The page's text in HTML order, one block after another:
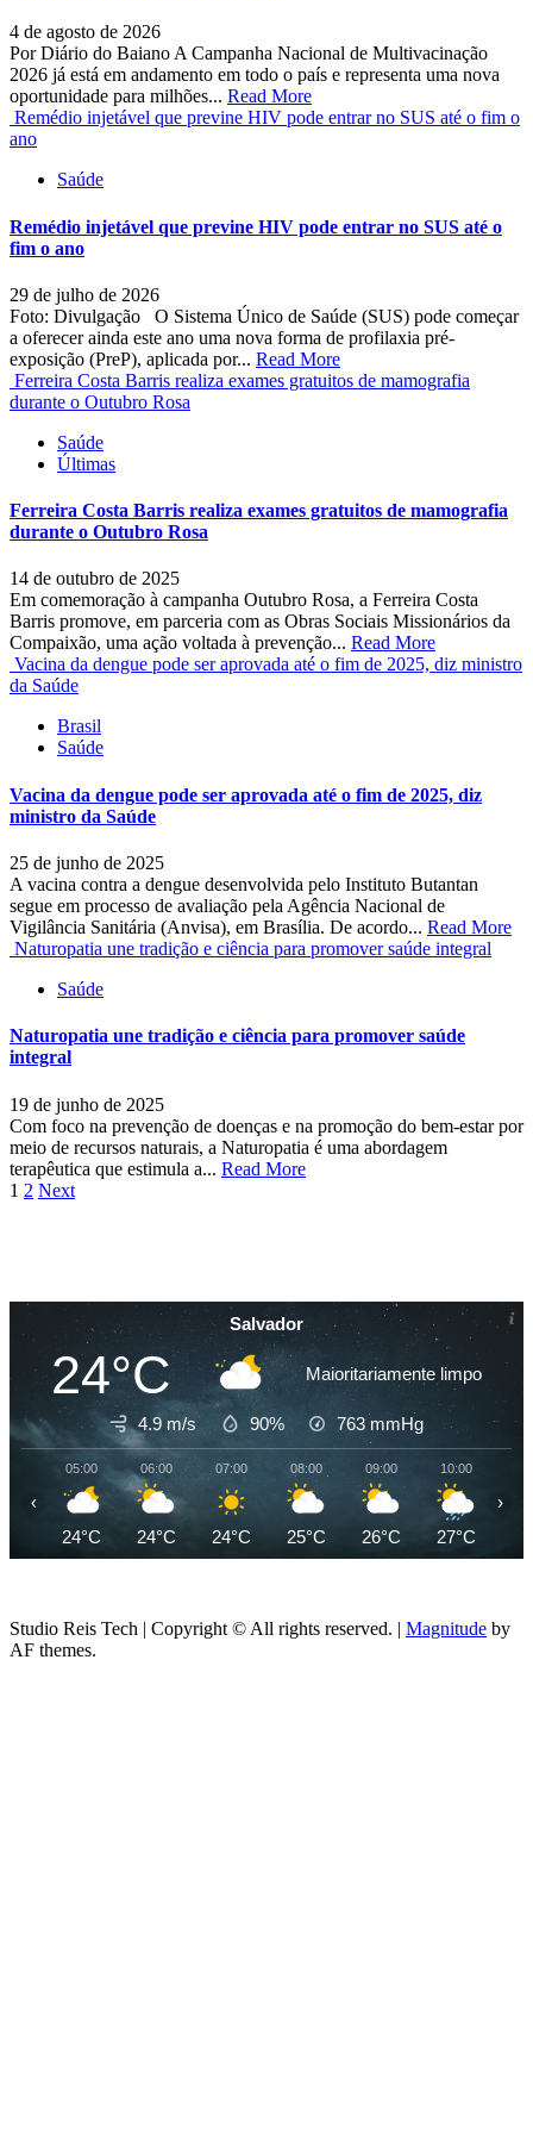
4 de agosto de 2026
Por Diário do Baiano A Campanha Nacional de Multivacinação
2026 já está em andamento em todo o país e representa uma nova
oportunidade para milhões... Read More
Remédio injetável que previne HIV pode entrar no SUS até o fim o
ano
Saúde
Remédio injetável que previne HIV pode entrar no SUS até o
fim o ano
29 de julho de 2026
Foto: Divulgação O Sistema Único de Saúde (SUS) pode começar
a oferecer ainda este ano uma nova forma de profilaxia pré-
exposição (PreP), aplicada por... Read More
Ferreira Costa Barris realiza exames gratuitos de mamografia
durante o Outubro Rosa
Saúde
Últimas
Ferreira Costa Barris realiza exames gratuitos de mamografia
durante o Outubro Rosa
14 de outubro de 2025
Em comemoração à campanha Outubro Rosa, a Ferreira Costa
Barris promove, em parceria com as Obras Sociais Missionários da
Compaixão, uma ação voltada à prevenção... Read More
Vacina da dengue pode ser aprovada até o fim de 2025, diz ministro
da Saúde
Brasil
Saúde
Vacina da dengue pode ser aprovada até o fim de 2025, diz
ministro da Saúde
25 de junho de 2025
A vacina contra a dengue desenvolvida pelo Instituto Butantan
segue em processo de avaliação pela Agência Nacional de
Vigilância Sanitária (Anvisa), em Brasília. De acordo... Read More
Naturopatia une tradição e ciência para promover saúde integral
Saúde
Naturopatia une tradição e ciência para promover saúde
integral
19 de junho de 2025
Com foco na prevenção de doenças e na promoção do bem-estar por
meio de recursos naturais, a Naturopatia é uma abordagem
terapêutica que estimula a... Read More
Paginação
1 2 Next
Salvador
24°C Maioritariamente limpo
4.9 m/s 90% 763 mmHg
05:00
24°C
06:00
24°C
07:00
24°C
08:00
25°C
09:00
26°C
10:00
27°C
‹ ›
Studio Reis Tech | Copyright © All rights reserved. | Magnitude by
AF themes.